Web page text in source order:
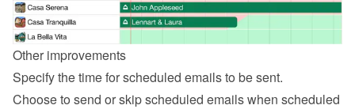
Other improvements
Specify the time for scheduled emails to be sent.
Choose to send or skip scheduled emails when scheduled